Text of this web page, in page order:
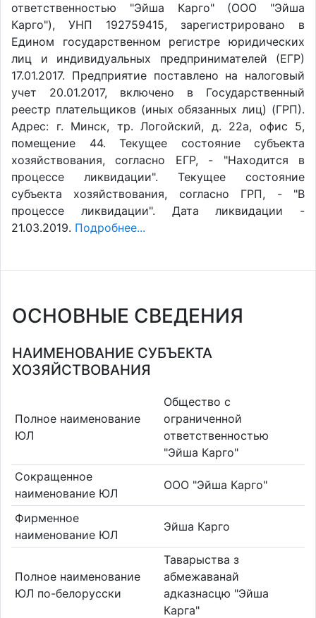
ответственностью "Эйша Карго" (ООО "Эйша
Карго"), УНП 192759415, зарегистрировано в
Едином государственном регистре юридических
лиц и индивидуальных предпринимателей (ЕГР)
17.01.2017. Предприятие поставлено на налоговый
учет 20.01.2017, включено в Государственный
реестр плательщиков (иных обязанных лиц) (ГРП).
Адрес: г. Минск, тр. Логойский, д. 22а, офис 5,
помещение 44. Текущее состояние субъекта
хозяйствования, согласно ЕГР, - "Находится в
процессе ликвидации". Текущее состояние
субъекта хозяйствования, согласно ГРП, - "В
процессе ликвидации". Дата ликвидации -
21.03.2019. Подробнее...
ОСНОВНЫЕ СВЕДЕНИЯ
НАИМЕНОВАНИЕ СУБЪЕКТА
ХОЗЯЙСТВОВАНИЯ
Полное наименование
ЮЛ
Общество с
ограниченной
ответственностью
"Эйша Карго"
Сокращенное
наименование ЮЛ
ООО "Эйша Карго"
Фирменное
наименование ЮЛ
Эйша Карго
Полное наименование
ЮЛ по-белорусски
Таварыства з
абмежаванай
адказнасцю "Эйша
Карга"